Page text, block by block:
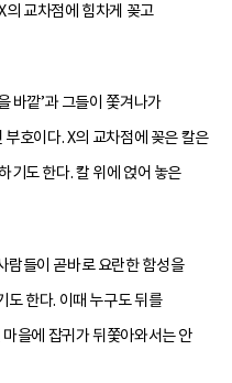
의 교차점에 힘차게 꽂고
바깥’과 그들이 쫓겨나가
부호이다. X의 교차점에 꽂은 칼은
기도 한다. 칼 위에 얹어 놓은
람들이 곧바로 요란한 함성을
도 한다. 이때 누구도 뒤를
을에 잡귀가 뒤쫓아와서는 안